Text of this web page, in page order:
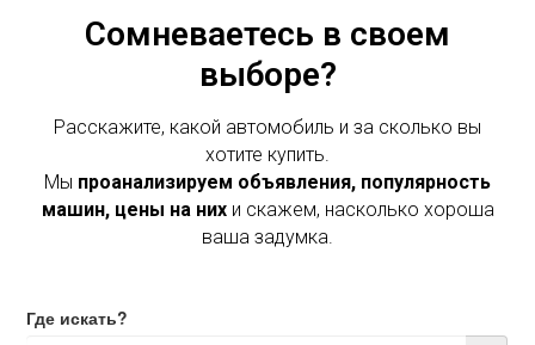
Сомневаетесь в своем
выборе?
Расскажите, какой автомобиль и за сколько вы
хотите купить.
Мы проанализируем объявления, популярность
машин, цены на нихи скажем, насколько хороша
ваша задумка.
Где искать?